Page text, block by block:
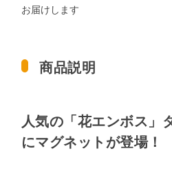
お届けします
商品説明
人気の「花エンボス」
にマグネットが登場！